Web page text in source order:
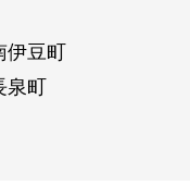
伊豆町
泉町